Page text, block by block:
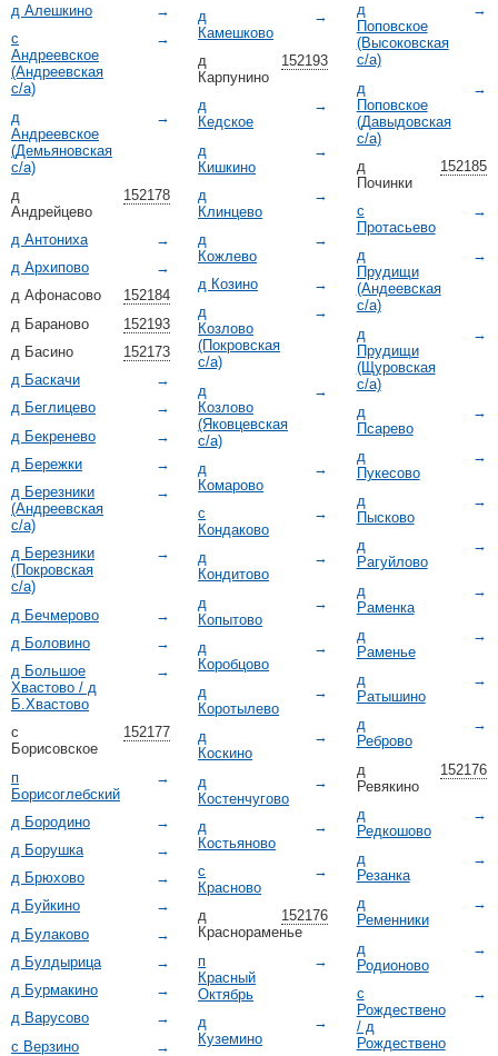
→
д Алешкино
→
с
Андреевское
(Андреевская
с/а)
→
д
Андреевское
(Демьяновская
с/а)
152178
д
Андрейцево
→
д Антониха
→
д Архипово
152184
д Афонасово
152193
д Бараново
152173
д Басино
→
д Баскачи
→
д Беглицево
→
д Бекренево
→
д Бережки
→
д Березники
(Андреевская
с/а)
→
д Березники
(Покровская
с/а)
→
д Бечмерово
→
д Боловино
→
д Большое
Хвастово / д
Б.Хвастово
152177
с
Борисовское
→
п
Борисоглебский
→
д Бородино
→
д Борушка
→
д Брюхово
→
д Буйкино
→
д Булаково
→
д Булдырица
→
д Бурмакино
→
д Варусово
→
с Верзино
→
д
Камешково
152193
д
Карпунино
→
д
Кедское
→
д
Кишкино
→
д
Клинцево
→
д
Кожлево
→
д Козино
→
д
Козлово
(Покровская
с/а)
→
д
Козлово
(Яковцевская
с/а)
→
д
Комарово
→
с
Кондаково
→
д
Кондитово
→
д
Копытово
→
д
Коробцово
→
д
Коротылево
→
д
Коскино
→
д
Костенчугово
→
д
Костьяново
→
с
Красново
152176
д
Краснораменье
→
п
Красный
Октябрь
→
д
Куземино
→
д
Поповское
(Высоковская
с/а)
→
д
Поповское
(Давыдовская
с/а)
152185
д
Починки
→
с
Протасьево
→
д
Прудищи
(Андеевская
с/а)
→
д
Прудищи
(Щуровская
с/а)
→
д
Псарево
→
д
Пукесово
→
д
Пысково
→
д
Рагуйлово
→
д
Раменка
→
д
Раменье
→
д
Ратышино
→
д
Реброво
152176
д
Ревякино
→
д
Редкошово
→
д
Резанка
→
д
Ременники
→
д
Родионово
→
с
Рождествено
/ д
Рождествено